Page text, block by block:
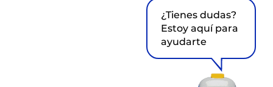
¿Tienes dudas?
Estoy aquí para
ayudarte